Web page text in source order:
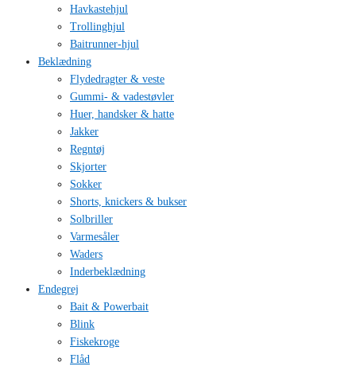
Havkastehjul
Trollinghjul
Baitrunner-hjul
Beklædning
Flydedragter & veste
Gummi- & vadestøvler
Huer, handsker & hatte
Jakker
Regntøj
Skjorter
Sokker
Shorts, knickers & bukser
Solbriller
Varmesåler
Waders
Inderbeklædning
Endegrej
Bait & Powerbait
Blink
Fiskekroge
Flåd